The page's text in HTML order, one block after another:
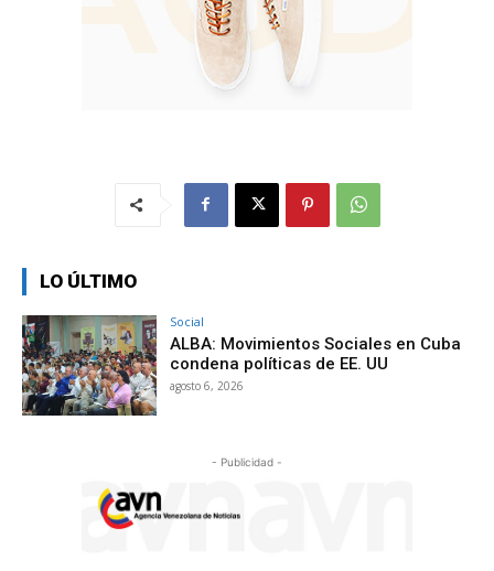
LO ÚLTIMO
Social
ALBA: Movimientos Sociales en Cuba
condena políticas de EE. UU
agosto 6, 2026
- Publicidad -